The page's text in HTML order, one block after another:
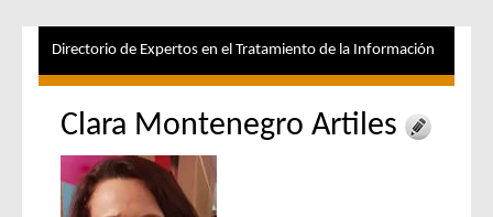
Directorio de Expertos en el Tratamiento de la Información
Clara Montenegro Artiles